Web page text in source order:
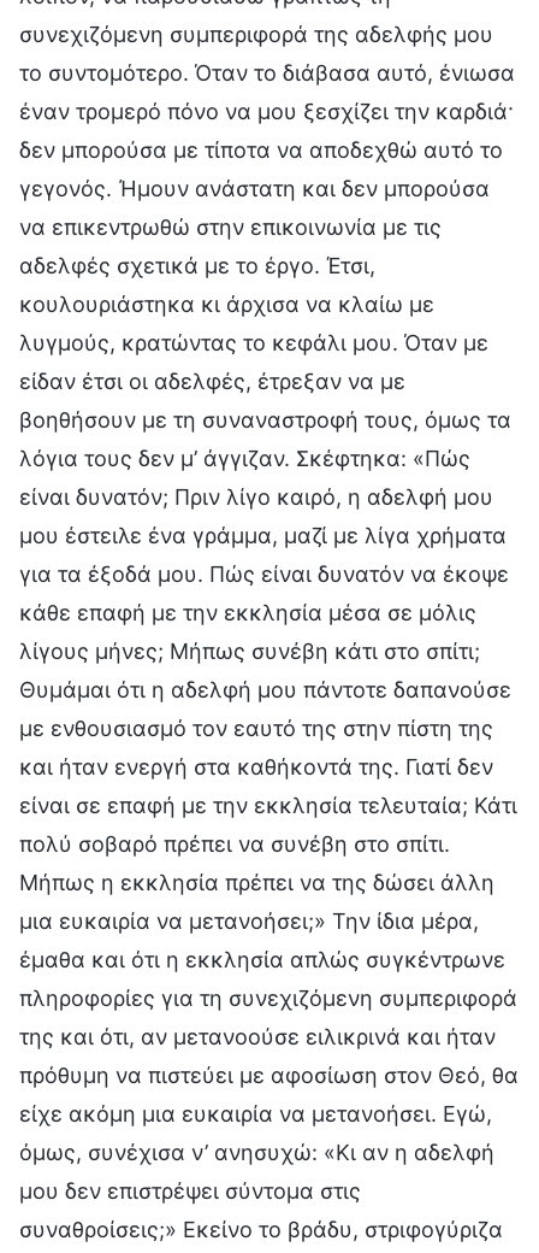
συνεχιζόμενη συμπεριφορά της αδελφής μου
το συντομότερο. Όταν το διάβασα αυτό, ένιωσα
έναν τρομερό πόνο να μου ξεσχίζει την καρδιά·
δεν μπορούσα με τίποτα να αποδεχθώ αυτό το
γεγονός. Ήμουν ανάστατη και δεν μπορούσα
να επικεντρωθώ στην επικοινωνία με τις
αδελφές σχετικά με το έργο. Έτσι,
κουλουριάστηκα κι άρχισα να κλαίω με
λυγμούς, κρατώντας το κεφάλι μου. Όταν με
είδαν έτσι οι αδελφές, έτρεξαν να με
βοηθήσουν με τη συναναστροφή τους, όμως τα
λόγια τους δεν μ’ άγγιζαν. Σκέφτηκα: «Πώς
είναι δυνατόν; Πριν λίγο καιρό, η αδελφή μου
μου έστειλε ένα γράμμα, μαζί με λίγα χρήματα
για τα έξοδά μου. Πώς είναι δυνατόν να έκοψε
κάθε επαφή με την εκκλησία μέσα σε μόλις
λίγους μήνες; Μήπως συνέβη κάτι στο σπίτι;
Θυμάμαι ότι η αδελφή μου πάντοτε δαπανούσε
με ενθουσιασμό τον εαυτό της στην πίστη της
και ήταν ενεργή στα καθήκοντά της. Γιατί δεν
είναι σε επαφή με την εκκλησία τελευταία; Κάτι
πολύ σοβαρό πρέπει να συνέβη στο σπίτι.
Μήπως η εκκλησία πρέπει να της δώσει άλλη
μια ευκαιρία να μετανοήσει;» Την ίδια μέρα,
έμαθα και ότι η εκκλησία απλώς συγκέντρωνε
πληροφορίες για τη συνεχιζόμενη συμπεριφορά
της και ότι, αν μετανοούσε ειλικρινά και ήταν
πρόθυμη να πιστεύει με αφοσίωση στον Θεό, θα
είχε ακόμη μια ευκαιρία να μετανοήσει. Εγώ,
όμως, συνέχισα ν’ ανησυχώ: «Κι αν η αδελφή
μου δεν επιστρέψει σύντομα στις
συναθροίσεις;» Εκείνο το βράδυ, στριφογύριζα